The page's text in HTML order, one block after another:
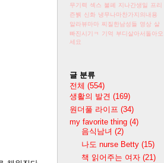
무기력
섹스 불폐 지나간생일
프리
즌뷁
신화
냉무나마찬가지의내용
알라뷰마마 찌질한남성들 영상 살
빠진시기ㅋ
기억
부디살아서돌아오
세요
글 분류
전체 (554)
생활의 발견 (169)
원더풀 라이프 (34)
my favorite thing (4)
음식남녀 (2)
나도 nurse Betty (15)
책 읽어주는 여자 (21)